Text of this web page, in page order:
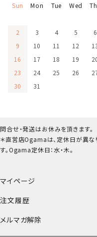
マイページ
注文履歴
メルマガ解除
Sun Mon Tue Wed
2
3 4 5 6
9
10 11 12
16
17 18 19
23
24 25 26
30
31
問合せ・発送はお休みを頂きます。
＊直営店Ogamaは、定休日が異な
す。Ogama定休日：水・木。